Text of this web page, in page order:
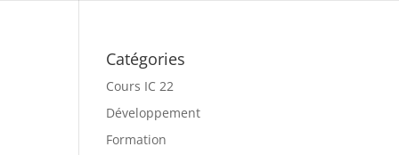
Catégories
Cours IC 22
Développement
Formation